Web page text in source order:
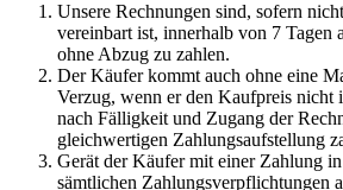
Unsere Rechnungen sind, sofern
vereinbart ist, innerhalb von 7 Tagen
ohne Abzug zu zahlen.
Der Käufer kommt auch ohne eine
Verzug, wenn er den Kaufpreis nicht
nach Fälligkeit und Zugang der
gleichwertigen Zahlungsaufstellung
Gerät der Käufer mit einer Zahlung
sämtlichen Zahlungsverpflichtungen